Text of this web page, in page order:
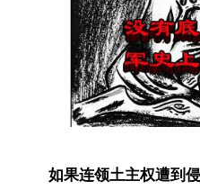
如果连领土主权遭到